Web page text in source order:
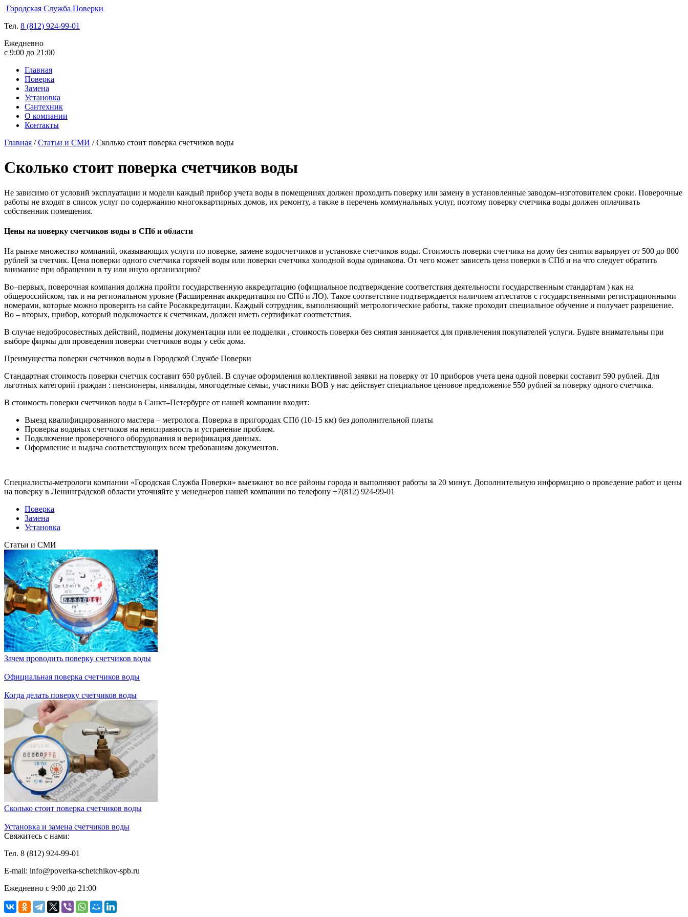
Городская Служба Поверки
Тел. 8 (812) 924-99-01
Ежедневно
с 9:00 до 21:00
Главная
Поверка
Замена
Установка
Сантехник
О компании
Контакты
Главная / Статьи и СМИ / Сколько стоит поверка счетчиков воды
Сколько стоит поверка счетчиков воды
Не зависимо от условий эксплуатации и модели каждый прибор учета воды в помещениях должен проходить поверку или замену в установленные заводом–изготовителем сроки. Поверочные
работы не входят в список услуг по содержанию многоквартирных домов, их ремонту, а также в перечень коммунальных услуг, поэтому поверку счетчика воды должен оплачивать
собственник помещения.
Цены на поверку счетчиков воды в СПб и области
На рынке множество компаний, оказывающих услуги по поверке, замене водосчетчиков и установке счетчиков воды. Стоимость поверки счетчика на дому без снятия варьирует от 500 до 800
рублей за счетчик. Цена поверки одного счетчика горячей воды или поверки счетчика холодной воды одинакова. От чего может зависеть цена поверки в СПб и на что следует обратить
внимание при обращении в ту или иную организацию?
Во–первых, поверочная компания должна пройти государственную аккредитацию (официальное подтверждение соответствия деятельности государственным стандартам ) как на
общероссийском, так и на региональном уровне (Расширенная аккредитация по СПб и ЛО). Такое соответствие подтверждается наличием аттестатов с государственными регистрационными
номерами, которые можно проверить на сайте Росаккредитации. Каждый сотрудник, выполняющий метрологические работы, также проходит специальное обучение и получает разрешение.
Во – вторых, прибор, который подключается к счетчикам, должен иметь сертификат соответствия.
В случае недобросовестных действий, подмены документации или ее подделки , стоимость поверки без снятия занижается для привлечения покупателей услуги. Будьте внимательны при
выборе фирмы для проведения поверки счетчиков воды у себя дома.
Преимущества поверки счетчиков воды в Городской Службе Поверки
Стандартная стоимость поверки счетчик составит 650 рублей. В случае оформления коллективной заявки на поверку от 10 приборов учета цена одной поверки составит 590 рублей. Для
льготных категорий граждан : пенсионеры, инвалиды, многодетные семьи, участники ВОВ у нас действует специальное ценовое предложение 550 рублей за поверку одного счетчика.
В стоимость поверки счетчиков воды в Санкт–Петербурге от нашей компании входит:
Выезд квалифицированного мастера – метролога. Поверка в пригородах СПб (10-15 км) без дополнительной платы
Проверка водяных счетчиков на неисправность и устранение проблем.
Подключение проверочного оборудования и верификация данных.
Оформление и выдача соответствующих всем требованиям документов.
Специалисты-метрологи компании «Городская Служба Поверки» выезжают во все районы города и выполняют работы за 20 минут. Дополнительную информацию о проведение работ и цены
на поверку в Ленинградской области уточняйте у менеджеров нашей компании по телефону +7(812) 924-99-01
Поверка
Замена
Установка
Статьи и СМИ
Зачем проводить поверку счетчиков воды
Официальная поверка счетчиков воды
Когда делать поверку счетчиков воды
Сколько стоит поверка счетчиков воды
Установка и замена счетчиков воды
Свяжитесь с нами:
Тел. 8 (812) 924-99-01
E-mail: info@poverka-schetchikov-spb.ru
Ежедневно с 9:00 до 21:00